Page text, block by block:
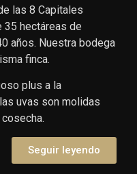
las 8 Capitales
35 hectáreas de
años. Nuestra bodega
finca.
plus a la
uvas son molidas
Seguir leyendo